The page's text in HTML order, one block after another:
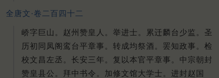
全唐文·卷二百四十二
峤字巨山。赵州赞皇人。举进士。累迁麟台少监。圣
历初同凤阁鸾台平章事。转成均祭酒。罢知政事。检
校文昌左丞。长安三年。复以本官平章事。中宗朝封
赞皇县公。拜中书令。加修文馆大学士。进封赵国